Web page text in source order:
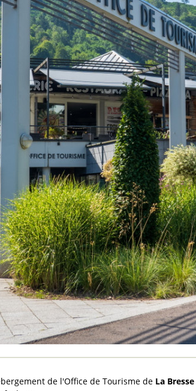
de l'Office de Tourisme de La Bresse